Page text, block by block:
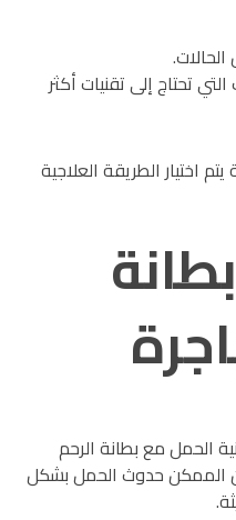
تحتاج إلى تقنيات أكثر
اختيار الطريقة العلاجية
الحمل مع بطانة الرحم
الممكن حدوث الحمل بشكل